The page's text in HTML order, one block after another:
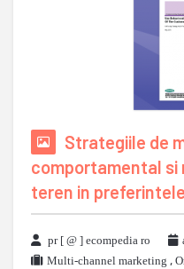
Strategiile de
comportamental
teren in
pr [ @ ] ecompedia ro
Multi-channel marketing ,